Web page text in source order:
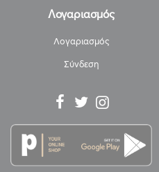
Λογαριασμός
Λογαριασμός
Σύνδεση